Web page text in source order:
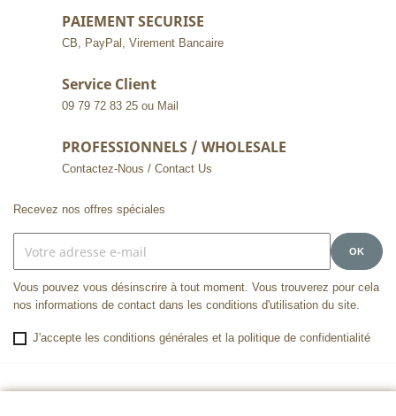
PAIEMENT SECURISE
CB, PayPal, Virement Bancaire
Service Client
09 79 72 83 25 ou Mail
PROFESSIONNELS / WHOLESALE
Contactez-Nous / Contact Us
Recevez nos offres spéciales
Vous pouvez vous désinscrire à tout moment. Vous trouverez pour cela
nos informations de contact dans les conditions d'utilisation du site.
J'accepte les conditions générales et la politique de confidentialité